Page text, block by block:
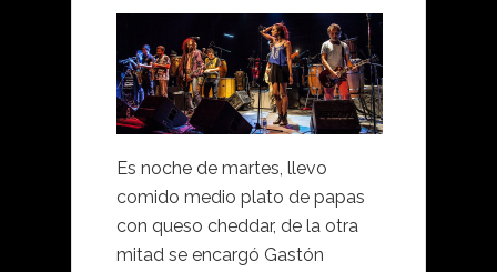
Es noche de martes, llevo
comido medio plato de papas
con queso cheddar, de la otra
mitad se encargó Gastón